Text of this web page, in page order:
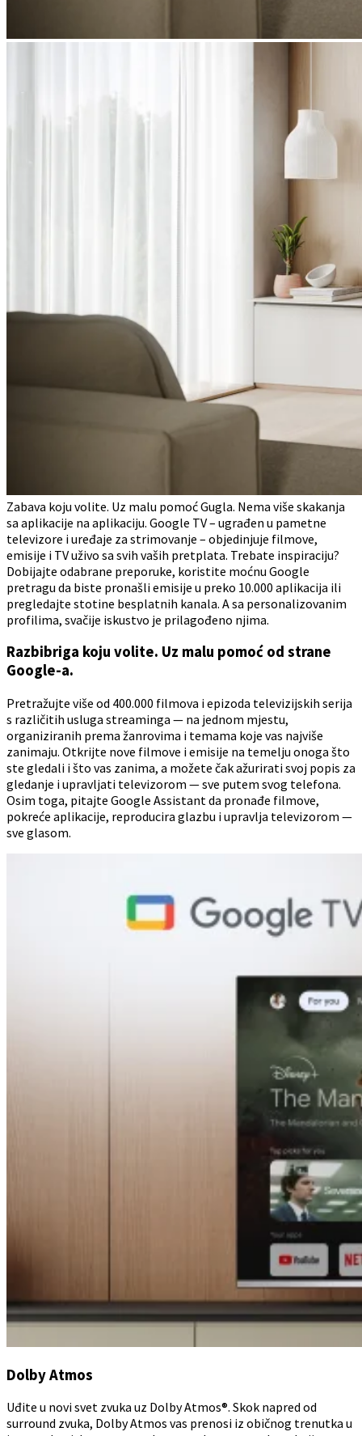
Zabava koju volite. Uz malu pomoć Gugla. Nema više skakanja
sa aplikacije na aplikaciju. Google TV – ugrađen u pametne
televizore i uređaje za strimovanje – objedinjuje filmove,
emisije i TV uživo sa svih vaših pretplata. Trebate inspiraciju?
Dobijajte odabrane preporuke, koristite moćnu Google
pretragu da biste pronašli emisije u preko 10.000 aplikacija ili
pregledajte stotine besplatnih kanala. A sa personalizovanim
profilima, svačije iskustvo je prilagođeno njima.
Razbibriga koju volite. Uz malu pomoć od strane
Google-a.
Pretražujte više od 400.000 filmova i epizoda televizijskih serija
s različitih usluga streaminga — na jednom mjestu,
organiziranih prema žanrovima i temama koje vas najviše
zanimaju. Otkrijte nove filmove i emisije na temelju onoga što
ste gledali i što vas zanima, a možete čak ažurirati svoj popis za
gledanje i upravljati televizorom — sve putem svog telefona.
Osim toga, pitajte Google Assistant da pronađe filmove,
pokreće aplikacije, reproducira glazbu i upravlja televizorom —
sve glasom.
Dolby Atmos
Uđite u novi svet zvuka uz Dolby Atmos®. Skok napred od
surround zvuka, Dolby Atmos vas prenosi iz običnog trenutka u